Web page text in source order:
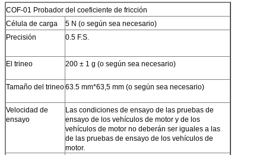
COF-01 Probador del coeficiente de fricción
Célula de carga
5 N (o según sea necesario)
Precisión
0.5 F.S.
El trineo 200 ± 1 g (o según sea necesario)
Tamaño del trineo63.5 mm*63,5 mm (o según sea necesario)
Velocidad de
ensayo
Las condiciones de ensayo de las pruebas de
ensayo de los vehículos de motor y de los
vehículos de motor no deberán ser iguales a las
de las pruebas de ensayo de los vehículos de
motor.